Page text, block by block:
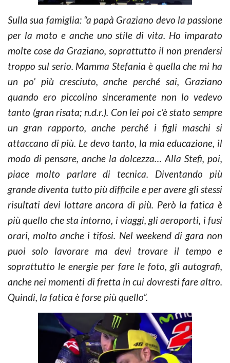
Sulla sua famiglia: “a papà Graziano devo la passione
per la moto e anche uno stile di vita. Ho imparato
molte cose da Graziano, soprattutto il non prendersi
troppo sul serio. Mamma Stefania è quella che mi ha
un po’ più cresciuto, anche perché sai, Graziano
quando ero piccolino sinceramente non lo vedevo
tanto (gran risata; n.d.r.). Con lei poi c’è stato sempre
un gran rapporto, anche perché i figli maschi si
attaccano di più. Le devo tanto, la mia educazione, il
modo di pensare, anche la dolcezza… Alla Stefi, poi,
piace molto parlare di tecnica. Diventando più
grande diventa tutto più difficile e per avere gli stessi
risultati devi lottare ancora di più. Però la fatica è
più quello che sta intorno, i viaggi, gli aeroporti, i fusi
orari, molto anche i tifosi. Nel weekend di gara non
puoi solo lavorare ma devi trovare il tempo e
soprattutto le energie per fare le foto, gli autografi,
anche nei momenti di fretta in cui dovresti fare altro.
Quindi, la fatica è forse più quello”.